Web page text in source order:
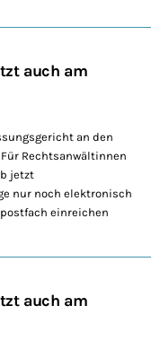
auch am
an den
Rechtsanwältinnen
jetzt
nur noch elektronisch
einreichen
auch am